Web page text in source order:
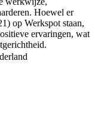
Hoewel er
op Werkspot staan,
ervaringen, wat